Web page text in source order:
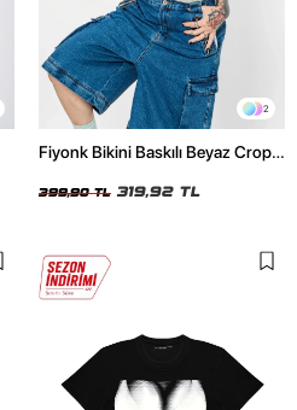
2
Fiyonk Bikini Baskılı Beyaz Crop
399,90 TL 319,92 TL